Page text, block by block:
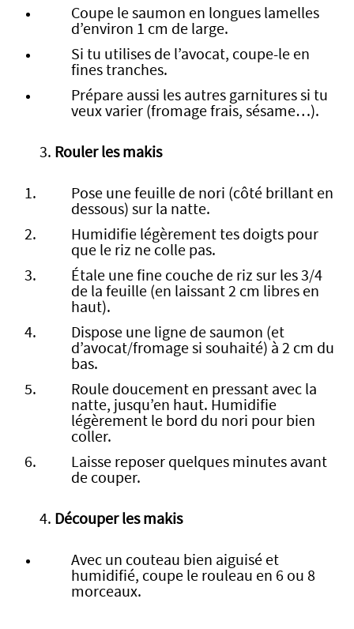
Coupe le saumon en longues lamelles
d’environ 1 cm de large.
Si tu utilises de l’avocat, coupe-le en
fines tranches.
Prépare aussi les autres garnitures si tu
veux varier (fromage frais, sésame…).
3. Rouler les makis
Pose une feuille de nori (côté brillant en
dessous) sur la natte.
Humidifie légèrement tes doigts pour
que le riz ne colle pas.
Étale une fine couche de riz sur les 3/4
de la feuille (en laissant 2 cm libres en
haut).
Dispose une ligne de saumon (et
d’avocat/fromage si souhaité) à 2 cm du
bas.
Roule doucement en pressant avec la
natte, jusqu’en haut. Humidifie
légèrement le bord du nori pour bien
coller.
Laisse reposer quelques minutes avant
de couper.
4. Découper les makis
Avec un couteau bien aiguisé et
humidifié, coupe le rouleau en 6 ou 8
morceaux.